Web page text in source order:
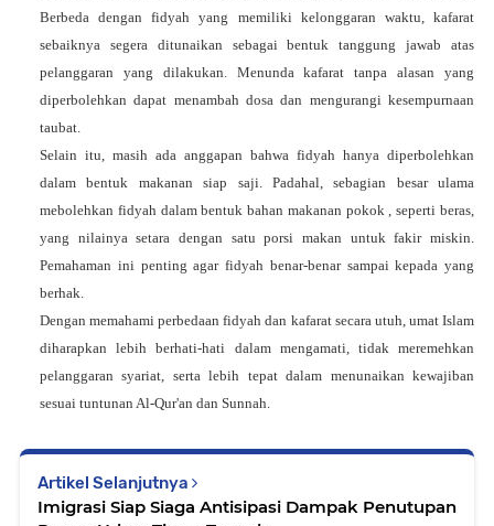
Berbeda dengan fidyah yang memiliki kelonggaran waktu, kafarat
sebaiknya segera ditunaikan sebagai bentuk tanggung jawab atas
pelanggaran yang dilakukan. Menunda kafarat tanpa alasan yang
diperbolehkan dapat menambah dosa dan mengurangi kesempurnaan
taubat.
Selain itu, masih ada anggapan bahwa fidyah hanya diperbolehkan
dalam bentuk makanan siap saji. Padahal, sebagian besar ulama
mebolehkan fidyah dalam bentukbahan makanan pokok, seperti beras,
yang nilainya setara dengan satu porsi makan untuk fakir miskin.
Pemahaman ini penting agar fidyah benar-benar sampai kepada yang
berhak.
Dengan memahami perbedaan fidyah dan kafarat secara utuh, umat Islam
diharapkan lebih berhati-hati dalam mengamati, tidak meremehkan
pelanggaran syariat, serta lebih tepat dalam menunaikan kewajiban
sesuai tuntunan Al-Qur'an dan Sunnah.
Artikel Selanjutnya
Imigrasi Siap Siaga Antisipasi Dampak Penutupan